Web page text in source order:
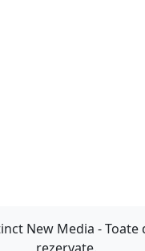
New Media -